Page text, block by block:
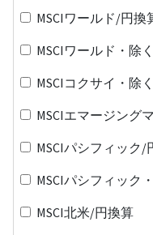
MSCIワールド/円換
MSCIワールド・除
MSCIコクサイ・除
MSCIエマージング
MSCIパシフィック/
MSCIパシフィック
MSCI北米/円換算